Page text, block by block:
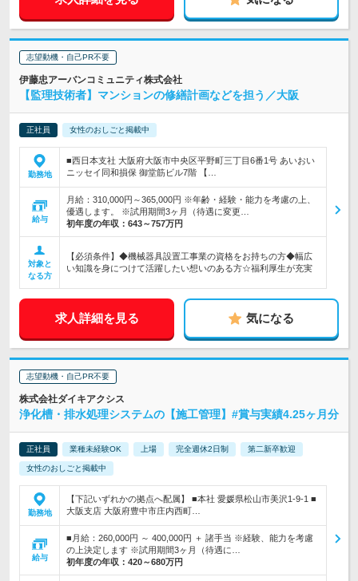
志望動機・自己PR不要
伊藤忠アーバンコミュニティ株式会社
【監理技術者】マンションの修繕計画などを担う／大阪
正社員 女性のおしごと掲載中
勤務地
■西日本支社 大阪府大阪市中央区平野町三丁目6番1号 あいおい
ニッセイ同和損保 御堂筋ビル7階 【…
給与
月給：310,000円～365,000円 ※年齢・経験・能力を考慮の上、
優遇します。 ※試用期間3ヶ月（待遇に変更…
初年度の年収： 643～757万円
対象と
なる方
【必須条件】◆機械器具設置工事業の資格をお持ちの方◆幅広
い知識を身につけて活躍したい想いのある方☆福利厚生が充実
求人詳細を見る 気になる
志望動機・自己PR不要
株式会社ダイキアクシス
浄化槽・排水処理システムの【施工管理】#賞与実績4.25ヶ月分
正社員 業種未経験OK 上場 完全週休2日制 第二新卒歓迎
女性のおしごと掲載中
勤務地
【下記いずれかの拠点へ配属】 ■本社 愛媛県松山市美沢1-9-1 ■
大阪支店 大阪府豊中市庄内西町…
給与
■月給：260,000円 ～ 400,000円 ＋ 諸手当 ※経験、能力を考慮
の上決定します ※試用期間3ヶ月（待遇に…
初年度の年収： 420～680万円